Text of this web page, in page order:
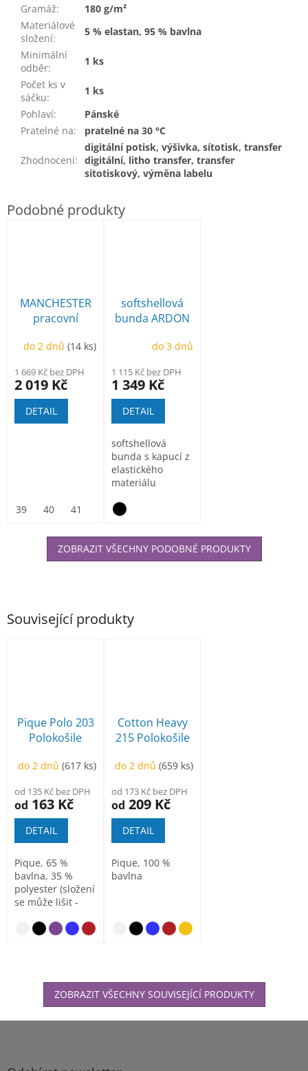
Související produkty
Pique Polo 203
Polokošile
do 2 dnů(617 ks)
od 135 Kč bez DPH
od 163 Kč
DETAIL
Pique, 65 %
bavlna, 35 %
polyester (složení
se může lišit -
bavlna a 3...
Cotton Heavy
215 Polokošile
do 2 dnů(659 ks)
od 173 Kč bez DPH
od 209 Kč
DETAIL
Pique, 100 %
bavlna
ZOBRAZIT VŠECHNY SOUVISEJÍCÍ PRODUKTY
Gramáž:
180 g/m²
Materiálové
složení:
5 % elastan, 95 % bavlna
Minimální
odběr:
1 ks
Počet ks v
sáčku:
1 ks
Pohlaví:
Pánské
Pratelné na: pratelné na 30 °C
Zhodnocení:
digitální potisk, výšivka, sítotisk, transfer
digitální, litho transfer, transfer
sítotiskový, výměna labelu
MANCHESTER
pracovní
do 2 dnů(14 ks)
1 669 Kč bez DPH
2 019 Kč
DETAIL
39 40 41 43
softshellová
bunda ARDON
do 3 dnů
1 115 Kč bez DPH
1 349 Kč
DETAIL
softshellová
bunda s kapucí z
elastického
materiálu
vnitřní část...
ZOBRAZIT VŠECHNY PODOBNÉ PRODUKTY
Z